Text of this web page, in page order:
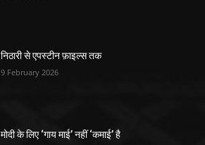
निठारी से एपस्टीन फ़ाइल्स तक
9 February 2026
मोदी के लिए ‘गाय माई’ नहीं ‘कमाई’ है